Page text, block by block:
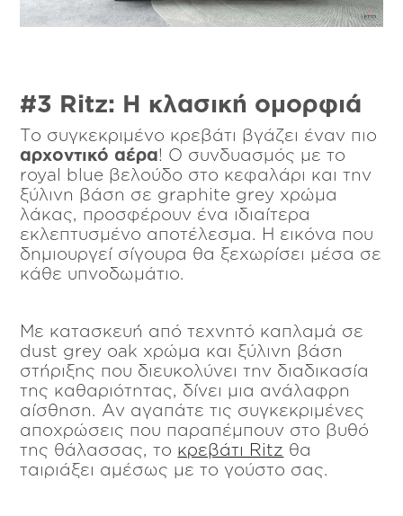
#3 Ritz: Η κλασική ομορφιά
Το συγκεκριμένο κρεβάτι βγάζει έναν πιο
αρχοντικό αέρα! Ο συνδυασμός με το
royal blue βελούδο στο κεφαλάρι και την
ξύλινη βάση σε graphite grey χρώμα
λάκας, προσφέρουν ένα ιδιαίτερα
εκλεπτυσμένο αποτέλεσμα. Η εικόνα που
δημιουργεί σίγουρα θα ξεχωρίσει μέσα σε
κάθε υπνοδωμάτιο.
Με κατασκευή από τεχνητό καπλαμά σε
dust grey oak χρώμα και ξύλινη βάση
στήριξης που διευκολύνει την διαδικασία
της καθαριότητας, δίνει μια ανάλαφρη
αίσθηση. Αν αγαπάτε τις συγκεκριμένες
αποχρώσεις που παραπέμπουν στο βυθό
της θάλασσας, το κρεβάτι Ritz θα
ταιριάξει αμέσως με το γούστο σας.